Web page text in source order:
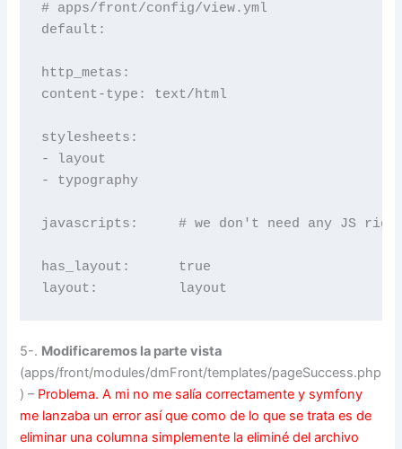
# apps/front/config/view.yml
default:
http_metas:
content-type: text/html
stylesheets:
- layout
- typography
javascripts:     # we don't need any JS
has_layout:      true
5-. Modificaremos la parte vista
(apps/front/modules/dmFront/templates/pageSuccess.php
) – Problema. A mi no me salía correctamente y symfony
me lanzaba un error así que como de lo que se trata es de
eliminar una columna simplemente la eliminé del archivo